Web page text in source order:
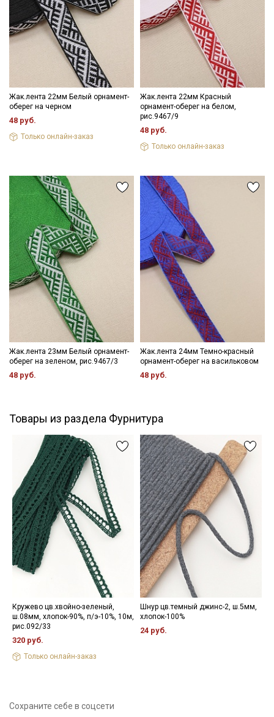
- максимальная температура стирки до 40 С, без отжима,
- противопоказано применение отбеливателей.
Цветопередача (тон) может отличаться от оригинального
цвета ткани в зависимости от настроек вашего монитора и в
зависимости от партии.
Жак.лента 22мм Белый орнамент-
оберег на черном
48 руб.
Только онлайн-заказ
Жак.лента 22мм Красный
орнамент-оберег на белом,
рис.9467/9
48 руб.
Только онлайн-заказ
Жак.лента 23мм Белый орнамент-
оберег на зеленом, рис.9467/3
48 руб.
Жак.лента 24мм Темно-красный
орнамент-оберег на васильковом
48 руб.
Товары из раздела Фурнитура
Кружево цв.хвойно-зеленый,
ш.08мм, хлопок-90%, п/э-10%, 10м,
рис.092/33
320 руб.
Только онлайн-заказ
Шнур цв.темный джинс-2, ш.5мм,
хлопок-100%
24 руб.
Сохраните себе в соцсети
Подписаться
Ознакомлен(а) сПолитикой обработки персональных
данных и даюСогласие на обработку персональных
данных
Даю Согласие на получение рекламных и